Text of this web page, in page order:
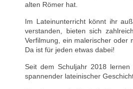
alten Römer hat.
Im Lateinunterricht könnt ihr
verstanden, bieten sich
Verfilmung, ein malerischer oder
Da ist für jeden etwas dabei!
Seit dem Schuljahr 2018
spannender lateinischer